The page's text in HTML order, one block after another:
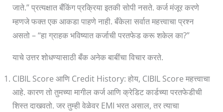
जाते.” प्रत्यक्षात बँकिंग प्रक्रिया इतकी सोपी नसते. कर्ज मंजूर करणे
म्हणजे फक्त एक आकडा पाहणे नाही. बँकेला सर्वात महत्त्वाचा प्रश्न
असतो – “हा ग्राहक भविष्यात कर्जाची परतफेड करू शकेल का?”
याचे उत्तर शोधण्यासाठी बँक अनेक बाबींचा विचार करते.
CIBIL Score आणि Credit History: होय, CIBIL Score महत्त्वाचा
आहे. कारण तो तुमच्या मागील कर्ज आणि क्रेडिट कार्डच्या परतफेडीची
शिस्त दाखवतो. जर तुम्ही वेळेवर EMI भरत असाल, तर त्याचा